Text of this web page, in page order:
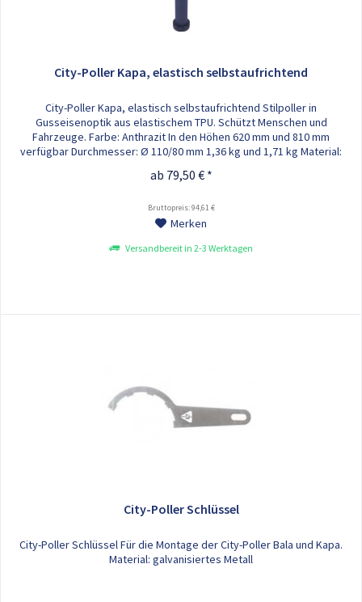
City-Poller Kapa, elastisch selbstaufrichtend
City-Poller Kapa, elastisch selbstaufrichtend Stilpoller in
Gusseisenoptik aus elastischem TPU. Schützt Menschen und
Fahrzeuge. Farbe: Anthrazit In den Höhen 620 mm und 810 mm
verfügbar Durchmesser: Ø 110/80 mm 1,36 kg und 1,71 kg Material:
Montage: 1. Sockel festdübeln 2. Pfosten aufstecken 3.
ab 79,50 € *
Bruttopreis: 94,61 €
Merken
Versandbereit in 2-3 Werktagen
City-Poller Schlüssel
City-Poller Schlüssel Für die Montage der City-Poller Bala und Kapa.
Material: galvanisiertes Metall